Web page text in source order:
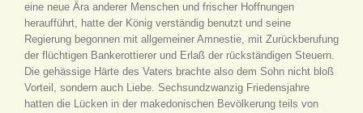
eine neue Ära anderer Menschen und frischer Hoffnungen
heraufführt, hatte der König verständig benutzt und seine
Regierung begonnen mit allgemeiner Amnestie, mit Zurückberufung
der flüchtigen Bankerottierer und Erlaß der rückständigen Steuern.
Die gehässige Härte des Vaters brachte also dem Sohn nicht bloß
Vorteil, sondern auch Liebe. Sechsundzwanzig Friedensjahre
hatten die Lücken in der makedonischen Bevölkerung teils von